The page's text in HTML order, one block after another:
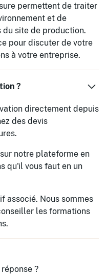
permettent de traiter
et de
du site de production.
pour discuter de votre
à votre entreprise.
?
directement depuis
des devis
notre plateforme en
qu'il vous faut en un
associé. Nous sommes
les formations
?